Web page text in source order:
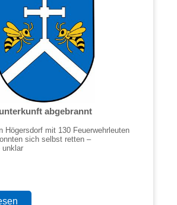
abgebrannt
Högersdorf mit 130 Feuerwehrleuten
sich selbst retten –
unklar